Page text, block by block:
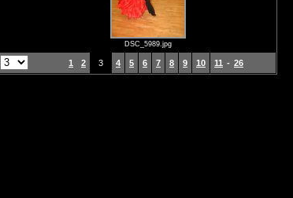
DSC_5989.jpg
1 2 3 4 5 6 7 8 9 10 11 - 26